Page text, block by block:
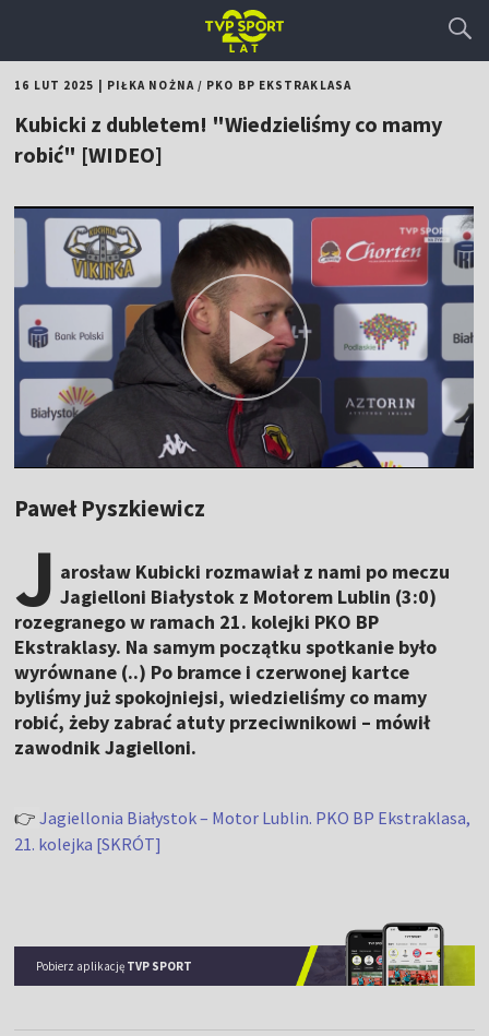
16 LUT 2025 PIŁKA NOŻNA/ PKO BP EKSTRAKLASA
Kubicki z dubletem! "Wiedzieliśmy co mamy
robić" [WIDEO]
Paweł Pyszkiewicz
J arosław Kubicki rozmawiał z nami po meczu
Jagielloni Białystok z Motorem Lublin (3:0)
rozegranego w ramach 21. kolejki PKO BP
Ekstraklasy. Na samym początku spotkanie było
wyrównane (..) Po bramce i czerwonej kartce
byliśmy już spokojniejsi, wiedzieliśmy co mamy
robić, żeby zabrać atuty przeciwnikowi – mówił
zawodnik Jagielloni.
👉Jagiellonia Białystok – Motor Lublin. PKO BP Ekstraklasa,
21. kolejka [SKRÓT]
Pobierz aplikację TVP SPORT